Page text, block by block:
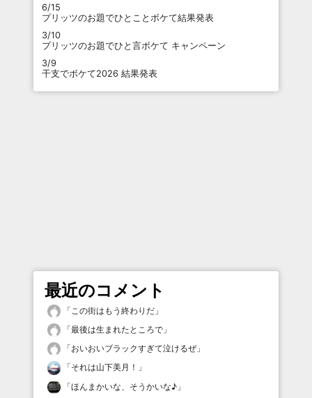
6/15
プリッツのお題でひとことボケて結果発表
3/10
プリッツのお題でひと言ボケて キャンペーン
3/9
干支でボケて2026 結果発表
最近のコメント
「 この街はもう終わりだ 」
「最後は生まれたところで 」
「おいおいブラックすぎて泣けるぜ」
「それは山下美月！ 」
「ほんまかいな、そうかいな♪ 」